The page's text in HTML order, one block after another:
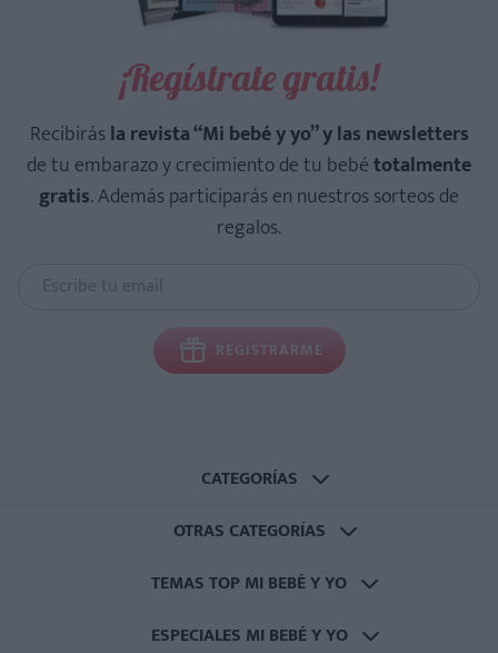
¡Regístrate gratis!
Recibirásla revista “Mi bebé y yo” y las newsletters
de tu embarazo y crecimiento de tu bebétotalmente
gratis. Además participarás en nuestros sorteos de
regalos.
REGISTRARME
CATEGORÍAS
OTRAS CATEGORÍAS
TEMAS TOP MI BEBÉ Y YO
ESPECIALES MI BEBÉ Y YO